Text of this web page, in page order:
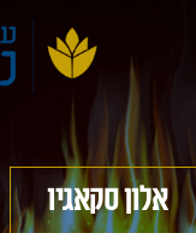
אלון סקאגיו